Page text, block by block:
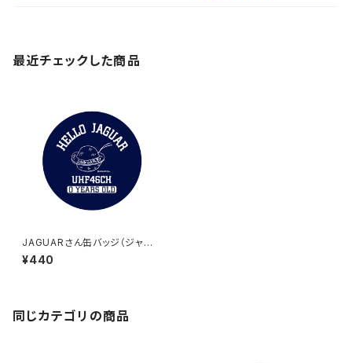
最近チェックした商品
JAGUARさん缶バッジ（ジャガ
ーさんが描いた宇宙船JAGUAR
号）
¥440
同じカテゴリの商品